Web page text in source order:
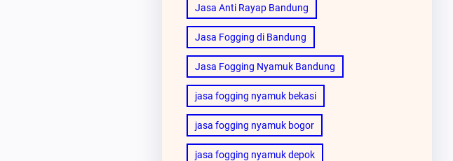
Jasa Anti Rayap Bandung
Jasa Fogging di Bandung
Jasa Fogging Nyamuk Bandung
jasa fogging nyamuk bekasi
jasa fogging nyamuk bogor
jasa fogging nyamuk depok